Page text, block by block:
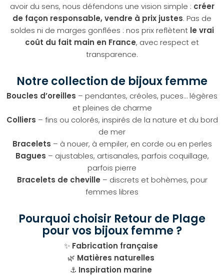
avoir du sens, nous défendons une vision simple : créer
de façon responsable, vendre à prix justes. Pas de
soldes ni de marges gonflées : nos prix reflètent le vrai
coût du fait main en France, avec respect et
transparence.
Notre collection de bijoux femme
Boucles d’oreilles – pendantes, créoles, puces… légères
et pleines de charme
Colliers – fins ou colorés, inspirés de la nature et du bord
de mer
Bracelets – à nouer, à empiler, en corde ou en perles
Bagues – ajustables, artisanales, parfois coquillage,
parfois pierre
Bracelets de cheville – discrets et bohèmes, pour
femmes libres
Pourquoi choisir Retour de Plage
pour vos bijoux femme ?
✨ Fabrication française
🌿 Matières naturelles
⚓ Inspiration marine